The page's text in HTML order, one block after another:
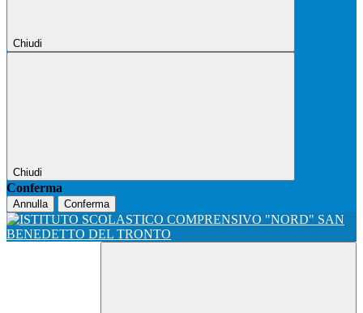
Chiudi
Chiudi
Conferma
Annulla Conferma